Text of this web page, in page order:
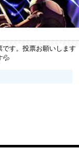
す。投票お願いします
💦